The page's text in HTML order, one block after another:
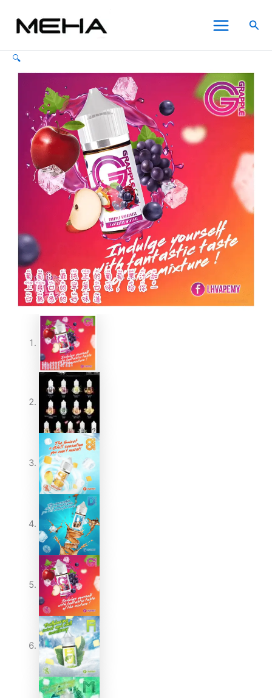
要
Menu
搜
🔍
馬
亞
30ml
有
式。
可
在
產
品
頁
面
選
擇
選
項
有
式。
可
在
產
品
頁
面
選
擇
選
項
有
式。
可
在
產
品
頁
面
選
擇
選
項